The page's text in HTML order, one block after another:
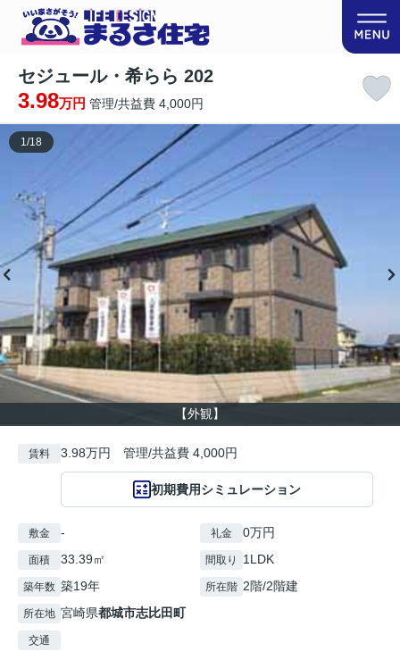
セジュール・希らら 202
3.98万円 管理/共益費 4,000円
【外観】
1/18
賃料 3.98万円 管理/共益費 4,000円
初期費用シミュレーション
敷金 - 礼金 0万円
面積 33.39㎡ 間取り 1LDK
築年数 築19年 所在階 2階/2階建
所在地 宮崎県都城市志比田町
交通